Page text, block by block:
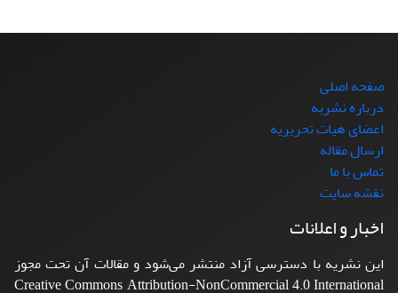
صفحه اصلی
درباره نشریه
اعضای هیات تحریریه
ارسال مقاله
تماس با ما
نقشه سایت
اخبار و اعلانات
این نشریه با دسترسی آزاد منتشر می‌شود و مقالات آن تحت مجوز
Creative Commons Attribution-NonCommercial 4.0 International